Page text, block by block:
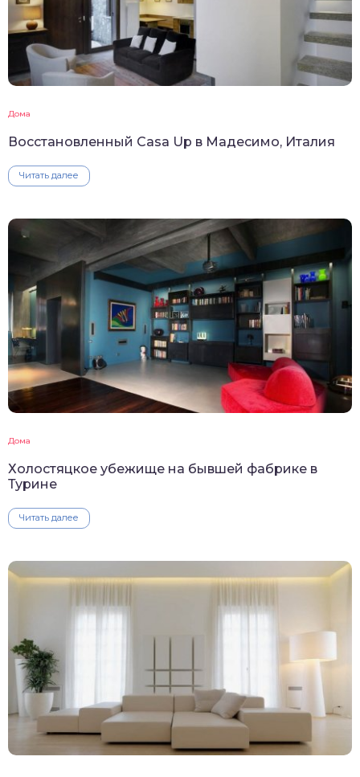
Дома
Восстановленный Casa Up в Мадесимо, Италия
Читать далее
Дома
Холостяцкое убежище на бывшей фабрике в
Турине
Читать далее